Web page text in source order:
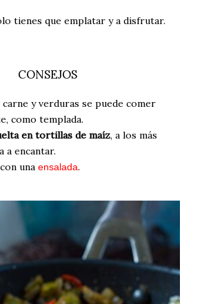
tienes que emplatar y a disfrutar.
CONSEJOS
y verduras se puede comer
como templada.
en tortillas de maíz, a los más
a encantar.
una ensalada.